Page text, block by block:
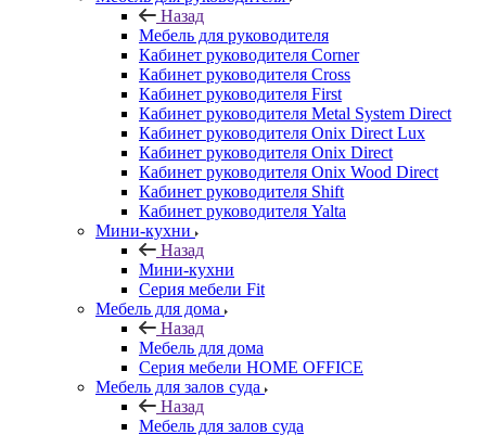
Назад
Мебель для руководителя
Кабинет руководителя Corner
Кабинет руководителя Cross
Кабинет руководителя First
Кабинет руководителя Metal System Direct
Кабинет руководителя Onix Direct Lux
Кабинет руководителя Onix Direct
Кабинет руководителя Onix Wood Direct
Кабинет руководителя Shift
Кабинет руководителя Yalta
Мини-кухни
Назад
Мини-кухни
Серия мебели Fit
Мебель для дома
Назад
Мебель для дома
Серия мебели HOME OFFICE
Мебель для залов суда
Назад
Мебель для залов суда